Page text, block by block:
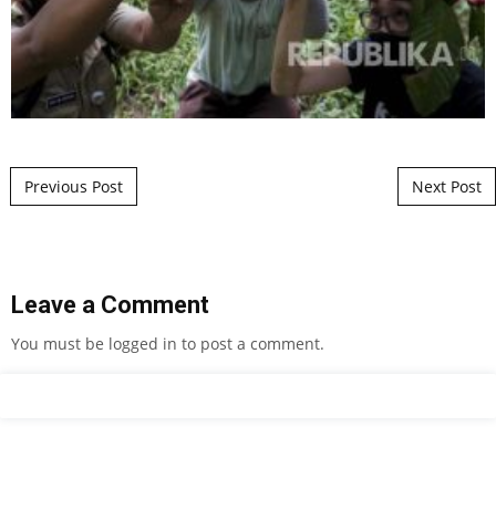
Post navigation
Previous Post Next Post
Leave a Comment
You must be logged in to post a comment.